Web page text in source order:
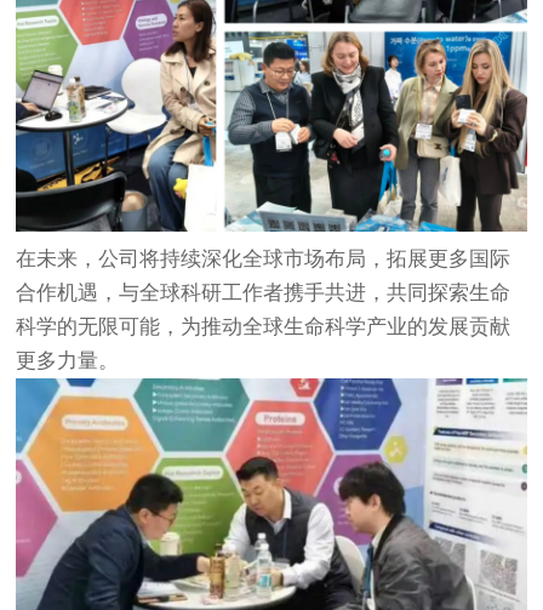
在未来，公司将持续深化全球市场布局，拓展更多国际
合作机遇，与全球科研工作者携手共进，共同探索生命
科学的无限可能，为推动全球生命科学产业的发展贡献
更多力量。